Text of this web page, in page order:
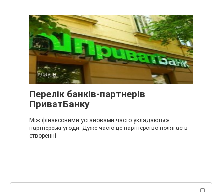
Услуги
Перелік банків-партнерів
ПриватБанку
Між фінансовими установами часто укладаються
партнерські угоди. Дуже часто це партнерство полягає в
створенні
Пошук: